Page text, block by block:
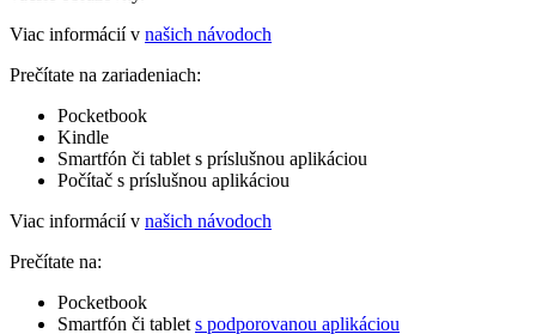
Viac informácií v našich návodoch
Prečítate na zariadeniach:
Pocketbook
Kindle
Smartfón či tablet s príslušnou aplikáciou
Počítač s príslušnou aplikáciou
Viac informácií v našich návodoch
Prečítate na:
Pocketbook
Smartfón či tablet s podporovanou aplikáciou